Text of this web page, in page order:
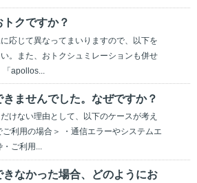
クですか？
応じて異なってまいりますので、以下を
。また、おトクシュミレーションも併せ
「apollos...
きませんでした。なぜですか？
けない理由として、以下のケースが考え
ご利用の場合＞ ・通信エラーやシステムエ
・ご利用...
きなかった場合、どのようにお